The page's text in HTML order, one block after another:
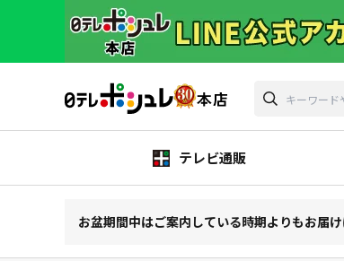
テレビ通販
お盆期間中はご案内している時期よりもお届